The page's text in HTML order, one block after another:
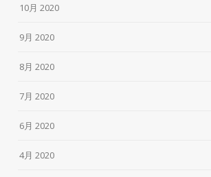
10月 2020
9月 2020
8月 2020
7月 2020
6月 2020
4月 2020